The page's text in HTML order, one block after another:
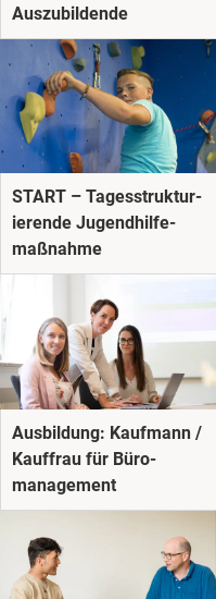
Auszubildende
START – Tages­struktur­
ierende Jugend­hilfe­
maßnahme
Ausbildung: Kaufmann /
Kauffrau für Büro­­
management